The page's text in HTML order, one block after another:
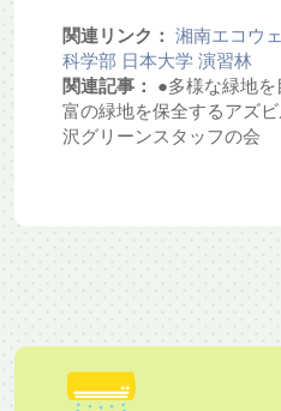
関連リンク： 湘南エコウ
科学部 日本大学 演習林
関連記事： ●多様な緑地
富の緑地を保全するアズ
沢グリーンスタッフの会